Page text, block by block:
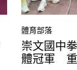
體育部落
崇文國中
體冠軍 重